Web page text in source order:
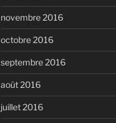
novembre 2016
octobre 2016
septembre 2016
août 2016
juillet 2016